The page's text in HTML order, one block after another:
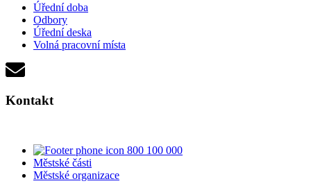
Úřední doba
Odbory
Úřední deska
Volná pracovní místa
Kontakt
800 100 000
Městské části
Městské organizace